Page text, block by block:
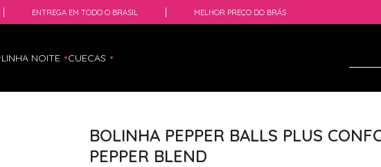
ENTREGA EM TODO O BRASIL MELHOR PREÇO DO BRÁS
LINHA NOITE CUECAS
BOLINHA PEPPER BALLS PLUS
PEPPER BLEND